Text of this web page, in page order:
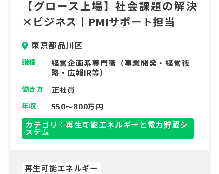
【グロース上場】社会課題の解決
×ビジネス｜PMIサポート担当
東京都品川区
職種
経営企画系専門職（事業開発・経営戦
略・広報IR等）
働き方 正社員
年収
550～800万円
カテゴリ：再生可能エネルギーと電力貯蔵シ
ステム
再生可能エネルギー